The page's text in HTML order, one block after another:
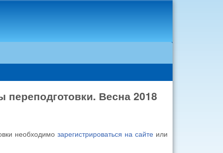
Весна 2018
необходимозарегистрироваться на сайте или